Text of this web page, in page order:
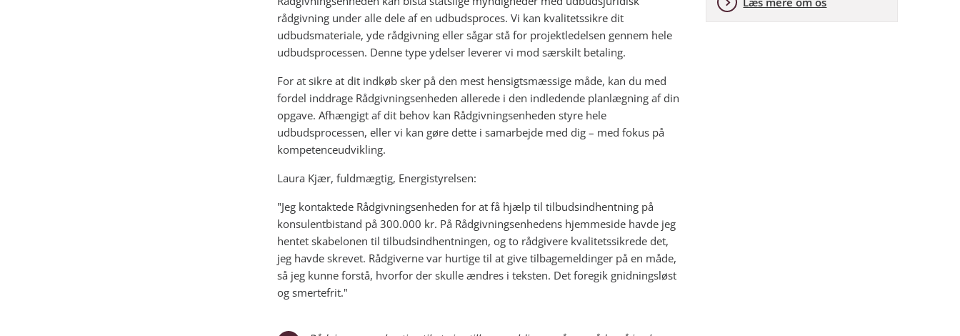
rådgivning under alle dele af en udbudsproces. Vi kan kvalitetssikre dit
udbudsmateriale, yde rådgivning eller sågar stå for projektledelsen gennem hele
udbudsprocessen. Denne type ydelser leverer vi mod særskilt betaling.
For at sikre at dit indkøb sker på den mest hensigtsmæssige måde, kan du med
fordel inddrage Rådgivningsenheden allerede i den indledende planlægning af din
opgave. Afhængigt af dit behov kan Rådgivningsenheden styre hele
udbudsprocessen, eller vi kan gøre dette i samarbejde med dig – med fokus på
kompetenceudvikling.
Laura Kjær, fuldmægtig, Energistyrelsen:
"Jeg kontaktede Rådgivningsenheden for at få hjælp til tilbudsindhentning på
konsulentbistand på 300.000 kr. På Rådgivningsenhedens hjemmeside havde jeg
hentet skabelonen til tilbudsindhentningen, og to rådgivere kvalitetssikrede det,
jeg havde skrevet. Rådgiverne var hurtige til at give tilbagemeldinger på en måde,
så jeg kunne forstå, hvorfor der skulle ændres i teksten. Det foregik gnidningsløst
og smertefrit."